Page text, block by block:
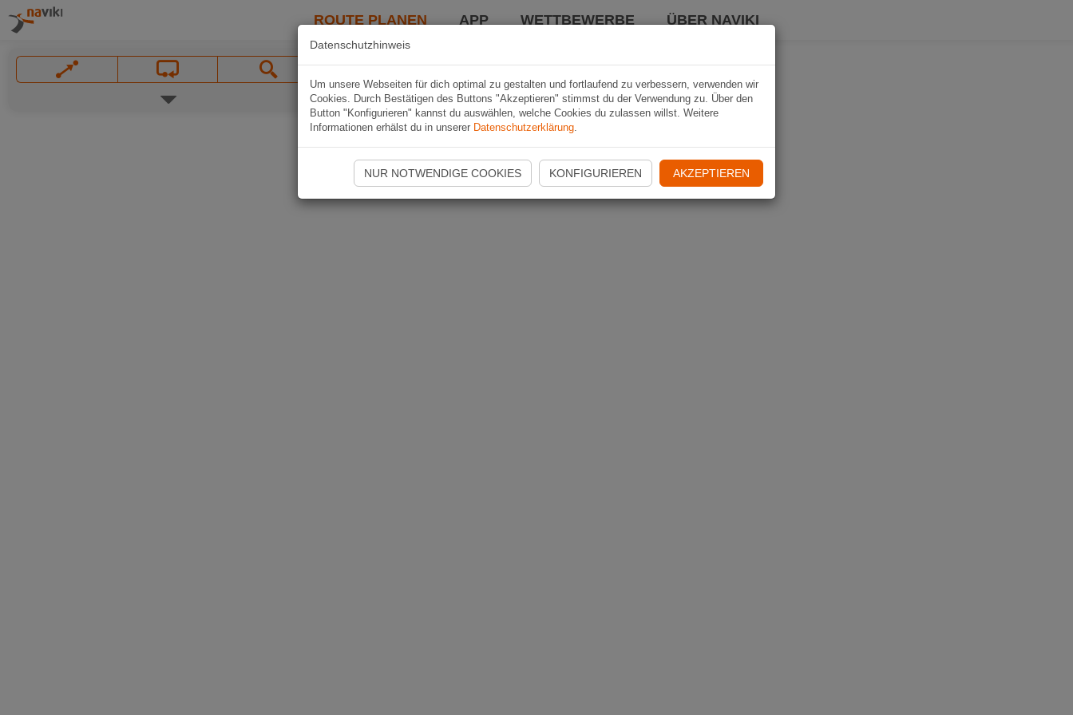
ROUTE PLANEN APP WETTBEWERBE ÜBER NAVIKI
Datenschutzhinweis
Um unsere Webseiten für dich optimal zu gestalten und fortlaufend zu verbessern, verwenden wir
Cookies. Durch Bestätigen des Buttons "Akzeptieren" stimmst du der Verwendung zu. Über den
Button "Konfigurieren" kannst du auswählen, welche Cookies du zulassen willst. Weitere
Informationen erhälst du in unserer Datenschutzerklärung.
NUR NOTWENDIGE COOKIES KONFIGURIEREN AKZEPTIEREN